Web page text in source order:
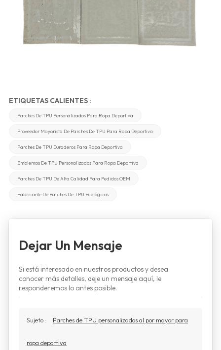
ETIQUETAS CALIENTES :
Parches De TPU Personalizados Para Ropa Deportiva
Proveedor Mayorista De Parches De TPU Para Ropa Deportiva
Parches De TPU Duraderos Para Ropa Deportiva
Emblemas De TPU Personalizados Para Ropa Deportiva
Parches De TPU De Alta Calidad Para Pedidos OEM
Fabricante De Parches De TPU Ecológicos
Dejar Un Mensaje
Si está interesado en nuestros productos y desea
conocer más detalles, deje un mensaje aquí, le
responderemos lo antes posible.
Sujeto : Parches de TPU personalizados al por mayor para
ropa deportiva